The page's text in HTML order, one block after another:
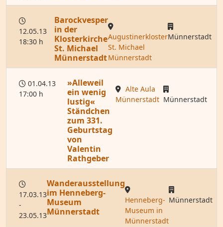
12.05.13
18:30 h
Barockvesper
in der
Klosterkirche
St. Michael
Münnerstadt
Augustinerkloster
St. Michael
Münnerstadt
Münnerstadt
01.04.13
17:00 h
»Alleweil
ein wenig
lustig«
Ständchen
zum 331.
Geburtstag
von
Valentin
Rathgeber
Alte Aula
Münnerstadt Münnerstadt
17.03.13
-
23.05.13
Wanderausstellung
im Henneberg-
Museum
Münnerstadt
Henneberg-
Museum in
Münnerstadt
Münnerstadt